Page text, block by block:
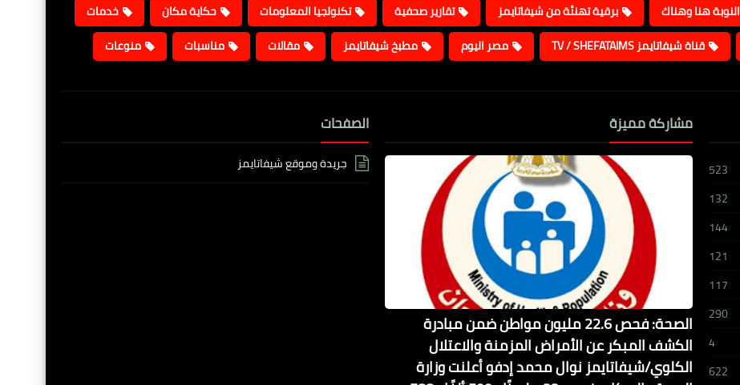
النوبة هنا وهناك برقية تهنئة من شيفاتايمز تقارير صحفية تكنولجيا المعلومات حكاية مكان
خدمات
قناة شيفاتايمز TV / SHEFATAIMS مصر اليوم مطبخ شيفاتايمز مقالات مناسبات منوعات
523
132
144
121
117
290
4
622
مشاركة مميزة
الصحة: فحص 22.6 مليون مواطن ضمن مبادرة
الكشف المبكر عن الأمراض المزمنة والاعتلال
الكلوي/شيفاتايمز نوال محمد إدفو أعلنت وزارة
الصفحات
جريدة وموقع شيفاتايمز